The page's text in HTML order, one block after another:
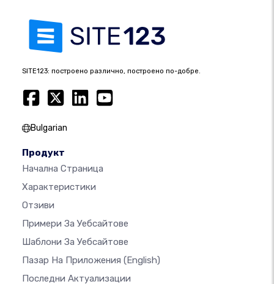
SITE123: построено различно, построено по-добре.
Bulgarian
Продукт
Начална Страница
Характеристики
Отзиви
Примери За Уебсайтове
Шаблони За Уебсайтове
Пазар На Приложения (English)
Последни Актуализации